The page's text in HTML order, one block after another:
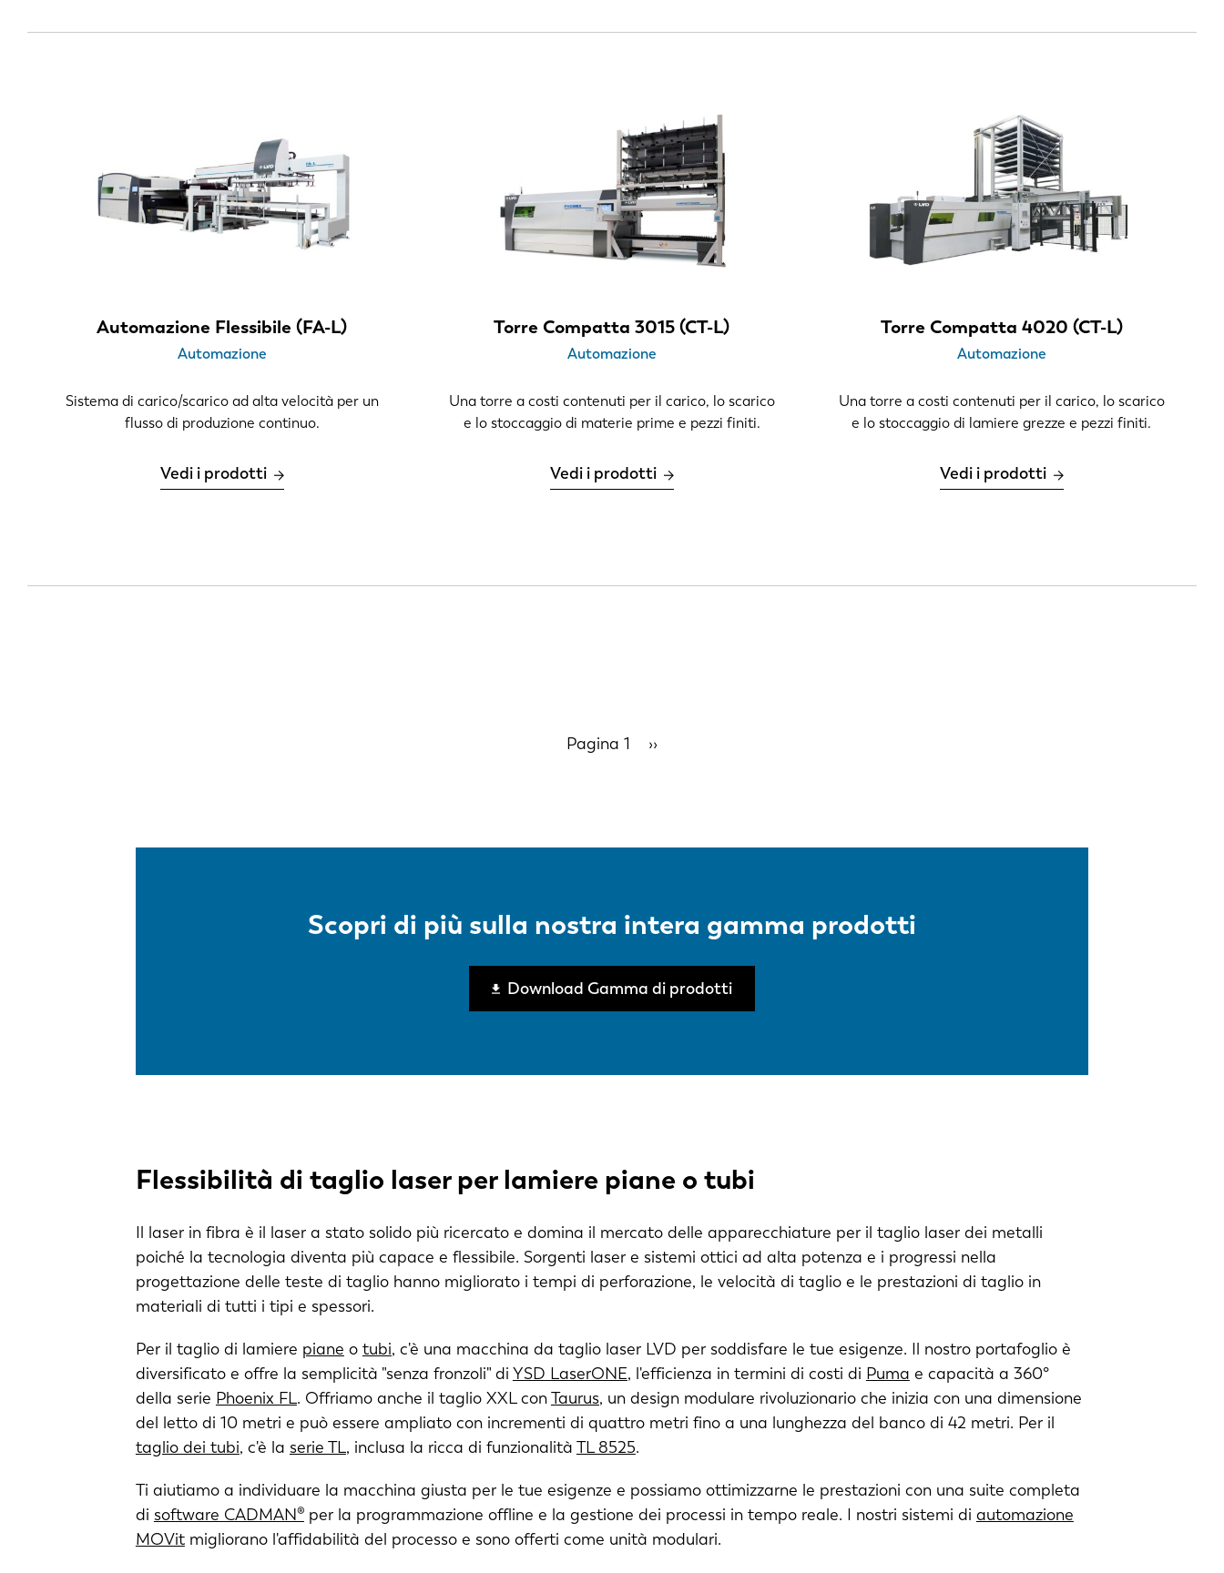
Automazione Flessibile (FA-L)
Automazione
Sistema di carico/scarico ad alta velocità per un
flusso di produzione continuo.
Vedi i prodotti
Torre Compatta 3015 (CT-L)
Automazione
Una torre a costi contenuti per il carico, lo scarico
e lo stoccaggio di materie prime e pezzi finiti.
Vedi i prodotti
Torre Compatta 4020 (CT-L)
Automazione
Una torre a costi contenuti per il carico, lo scarico
e lo stoccaggio di lamiere grezze e pezzi finiti.
Vedi i prodotti
Pagina 1
Pagina
››
Scopri di più sulla nostra intera gamma prodotti
Download Gamma di prodotti
Flessibilità di taglio laser per lamiere piane o tubi
Il laser in fibra è il laser a stato solido più ricercato e domina il mercato delle apparecchiature per il taglio laser dei metalli
poiché la tecnologia diventa più capace e flessibile. Sorgenti laser e sistemi ottici ad alta potenza e i progressi nella
progettazione delle teste di taglio hanno migliorato i tempi di perforazione, le velocità di taglio e le prestazioni di taglio in
materiali di tutti i tipi e spessori.
Per il taglio di lamiere piane o tubi, c'è una macchina da taglio laser LVD per soddisfare le tue esigenze. Il nostro portafoglio è
diversificato e offre la semplicità "senza fronzoli" di YSD LaserONE, l'efficienza in termini di costi di Puma e capacità a 360°
della serie Phoenix FL. Offriamo anche il taglio XXL conTaurus, un design modulare rivoluzionario che inizia con una dimensione
del letto di 10 metri e può essere ampliato con incrementi di quattro metri fino a una lunghezza del banco di 42 metri. Per il
taglio dei tubi, c'è la serie TL, inclusa la ricca di funzionalità TL 8525.
Ti aiutiamo a individuare la macchina giusta per le tue esigenze e possiamo ottimizzarne le prestazioni con una suite completa
di software CADMAN®per la programmazione offline e la gestione dei processi in tempo reale. I nostri sistemi di automazione
MOVitmigliorano l'affidabilità del processo e sono offerti come unità modulari.
PL SK KO